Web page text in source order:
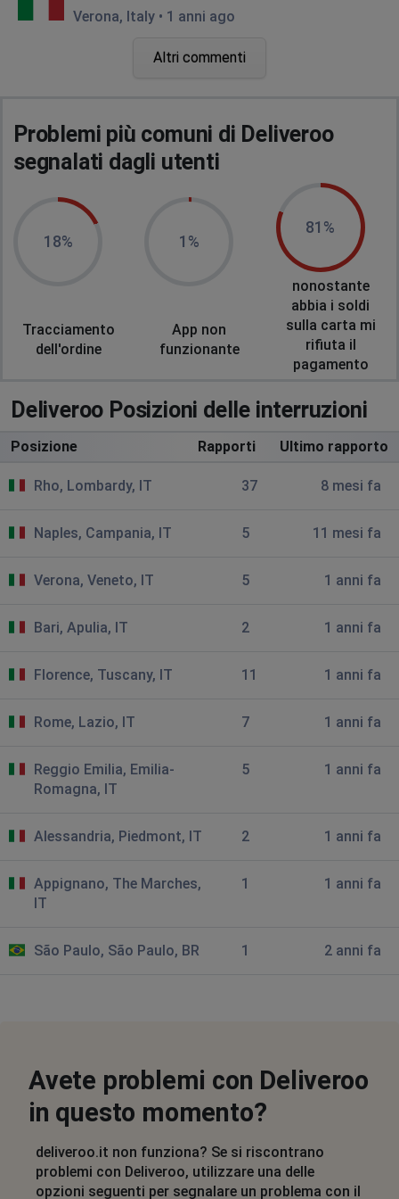
Verona, Italy • 1 anni ago
Florence, Italy • 1 anni ago
Provo a registrarmi come ristorante,ma non funziona
né l'app ne il sito
Max
1 anni ago
La maggior parte dei ristoranti risulta chiusa o da la
consegna veramente tardi tipo dopo mezzanotte.
Michela
Milano, Italy
• 1 anni ago
lara
Milan, Italy
1 anni ago
Non funziona
Martina
Ho fatto un ordine che doveva arrivare per le 12.00.
dice che non ci sono rider disponibili. Non mi era mai
capitato prima. Spero risolvano al più presto
Lamezia Terme, Italy
1 anni ago
Davide
è saltato tutto.. sia chi deve ordinare, chi ha ordinato e
è saltato tutto.. sia chi deve ordinare, chi ha ordinato e
Bologna, Italy • 1 anni ago
ordinato e chi attende
Milan, Italy • 1 anni ago
Altri commenti
Problemi più comuni di Deliveroo
segnalati dagli utenti
18%
Tracciamento
dell'ordine
1%
App non
funzionante
81%
nonostante
abbia i soldi
sulla carta mi
rifiuta il
pagamento
Deliveroo Posizioni delle interruzioni
Posizione Rapporti Ultimo rapporto
Rho, Lombardy, IT 37 8 mesi fa
Naples, Campania, IT 5 11 mesi fa
Verona, Veneto, IT 5 1 anni fa
Bari, Apulia, IT 2 1 anni fa
Florence, Tuscany, IT 11 1 anni fa
Rome, Lazio, IT 7 1 anni fa
Reggio Emilia, Emilia-
Romagna, IT
5 1 anni fa
Alessandria, Piedmont, IT 2 1 anni fa
Appignano, The Marches,
IT
1 1 anni fa
São Paulo, São Paulo, BR 1 2 anni fa
Avete problemi con Deliveroo
in questo momento?
deliveroo.it non funziona? Se si riscontrano
problemi con Deliveroo, utilizzare una delle
opzioni seguenti per segnalare un problema con il